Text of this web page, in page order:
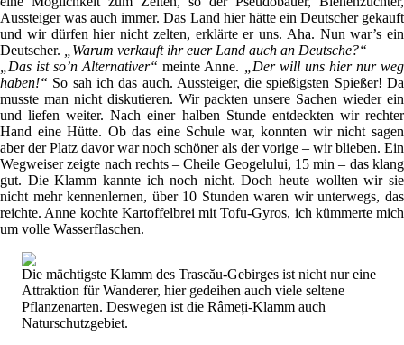
Aussteiger was auch immer. Das Land hier hätte ein Deutscher gekauft
und wir dürfen hier nicht zelten, erklärte er uns. Aha. Nun war’s ein
Deutscher.
„Warum verkauft ihr euer Land auch an Deutsche?“
„Das ist so’n Alternativer“ meinte Anne.
„Der will uns hier nur weg
haben!“ So sah ich das auch. Aussteiger, die spießigsten Spießer! Da
musste man nicht diskutieren. Wir packten unsere Sachen wieder ein
und liefen weiter. Nach einer halben Stunde entdeckten wir rechter
Hand eine Hütte. Ob das eine Schule war, konnten wir nicht sagen
aber der Platz davor war noch schöner als der vorige – wir blieben. Ein
Wegweiser zeigte nach rechts – Cheile Geogelului, 15 min – das klang
gut. Die Klamm kannte ich noch nicht. Doch heute wollten wir sie
nicht mehr kennenlernen, über 10 Stunden waren wir unterwegs, das
reichte. Anne kochte Kartoffelbrei mit Tofu-Gyros, ich kümmerte mich
um volle Wasserflaschen.
Die mächtigste Klamm des Trascău-Gebirges ist nicht nur eine
Attraktion für Wanderer, hier gedeihen auch viele seltene
Pflanzenarten. Deswegen ist die Râmeți-Klamm auch
Naturschutzgebiet.